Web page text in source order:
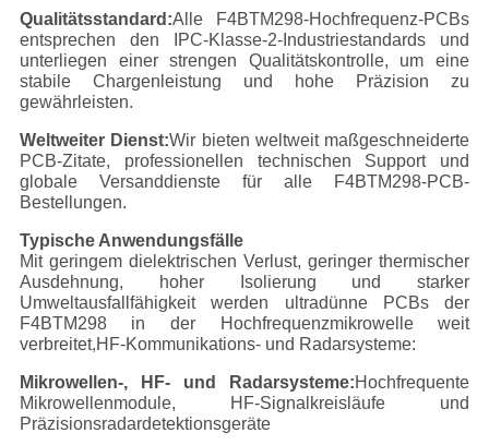
Qualitätsstandard:Alle F4BTM298-Hochfrequenz-PCBs
entsprechen den IPC-Klasse-2-Industriestandards und
unterliegen einer strengen Qualitätskontrolle, um eine
stabile Chargenleistung und hohe Präzision zu
gewährleisten.
Weltweiter Dienst:Wir bieten weltweit maßgeschneiderte
PCB-Zitate, professionellen technischen Support und
globale Versanddienste für alle F4BTM298-PCB-
Bestellungen.
Typische Anwendungsfälle
Mit geringem dielektrischen Verlust, geringer thermischer
Ausdehnung, hoher Isolierung und starker
Umweltausfallfähigkeit werden ultradünne PCBs der
F4BTM298 in der Hochfrequenzmikrowelle weit
verbreitet,HF-Kommunikations- und Radarsysteme:
Mikrowellen-, HF- und Radarsysteme:Hochfrequente
Mikrowellenmodule, HF-Signalkreisläufe und
Präzisionsradardetektionsgeräte